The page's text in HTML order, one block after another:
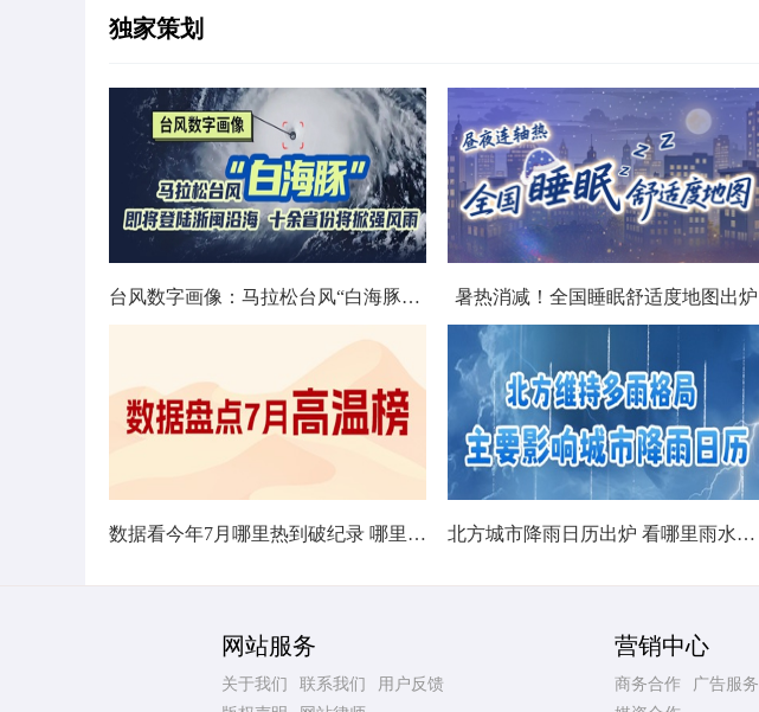
独家策划
台风数字画像：马拉松台风“白海豚”将影响十余省份 暑热消减！全国睡眠舒适度地图出炉
数据看今年7月哪里热到破纪录 哪里暑热连轴转 北方城市降雨日历出炉 看哪里雨水超长待机
网站服务
关于我们 联系我们
用户反馈
营销中心
商务合作
广告服务